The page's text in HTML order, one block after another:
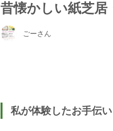
昔懐かしい紙芝居
ごーさん
私が体験したお手伝い